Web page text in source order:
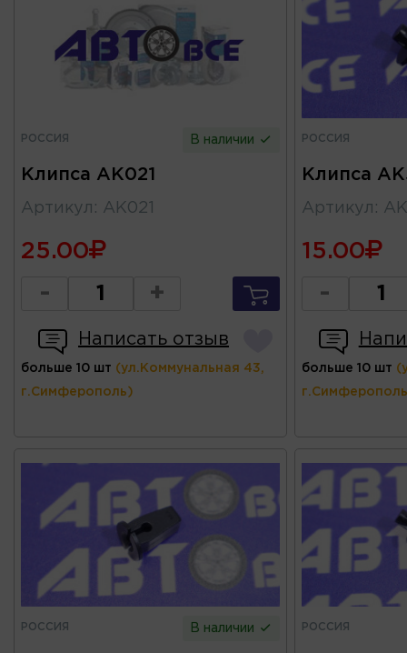
РОССИЯ В наличии
Клипса AK021
Артикул : AK021
25.00
- +
Написать отзыв
больше 10 шт (ул.Коммунальная 43,
г.Симферополь)
РОССИЯ
Клипса
Артикул :
15.00
-
больше 10 шт
РОССИЯ В наличии РОССИЯ